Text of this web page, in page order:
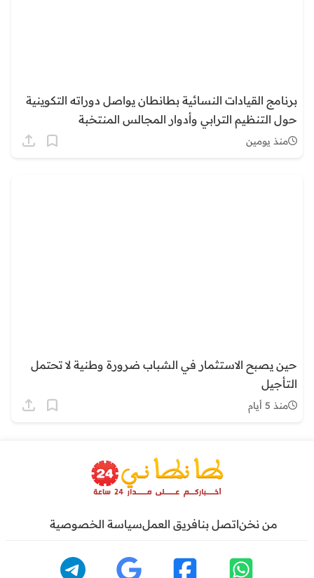
برنامج القيادات النسائية بطانطان يواصل دوراته التكوينية
حول التنظيم الترابي وأدوار المجالس المنتخبة
منذ يومين
حين يصبح الاستثمار في الشباب ضرورة وطنية لا تحتمل
التأجيل
منذ 5 أيام
من نخناتصل بنافريق العملسياسة الخصوصية